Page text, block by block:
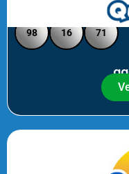
98 16 71